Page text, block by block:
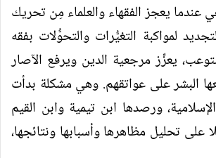
عندما يعجز الفقهاء والعلماء مِن تحريك
لمواكبة التغيُّرات والتحوُّلات بفقه
يعزِّز مرجعية الدين ويرفع الآصار
البشر على عواتقهم. وهي مشكلة بدأت
ورصدها ابن تيمية وابن القيم
على تحليل مظاهرها وأسبابها ونتائجها،